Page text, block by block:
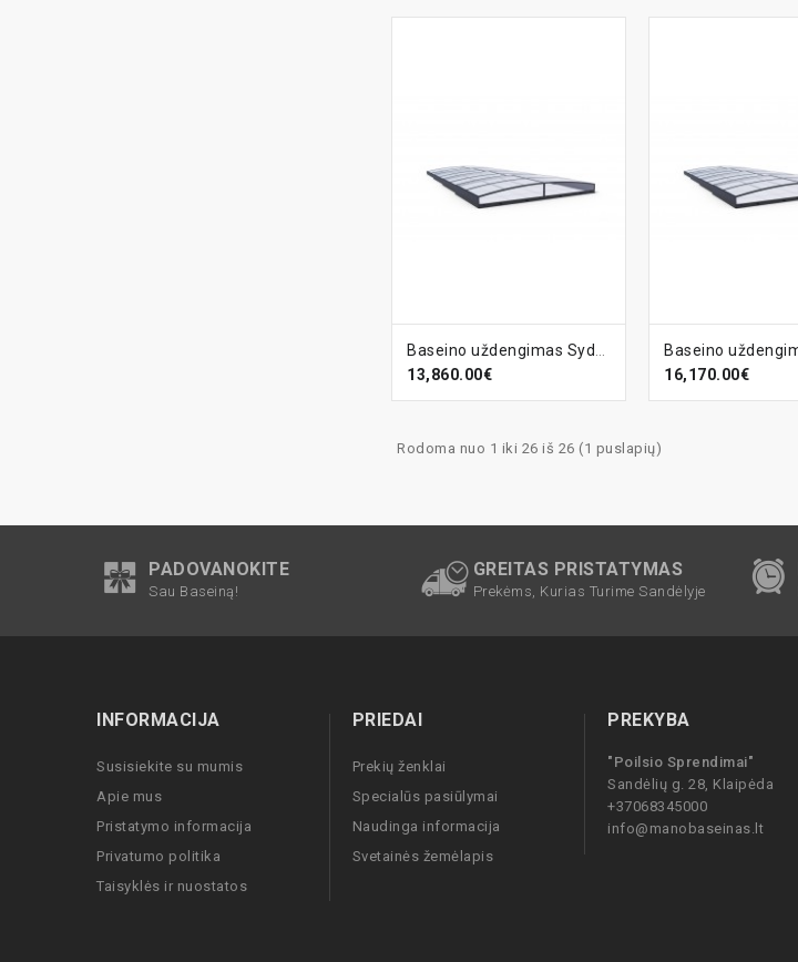
Į KREPŠELĮ
Baseino uždengimas Sydney-C
13,860.00€
Į KREPŠELĮ
16,170.00€
Rodoma nuo 1 iki 26 iš 26 (1 puslapių)
PADOVANOKITE
Sau Baseiną!
GREITAS PRISTATYMAS
Prekėms, Kurias Turime Sandėlyje
INFORMACIJA
Susisiekite su mumis
Apie mus
Pristatymo informacija
Privatumo politika
Taisyklės ir nuostatos
PRIEDAI
Prekių ženklai
Specialūs pasiūlymai
Naudinga informacija
Svetainės žemėlapis
PREKYBA
"Poilsio Sprendimai"
Sandėlių g. 28, Klaipėda
+37068345000
info@manobaseinas.lt